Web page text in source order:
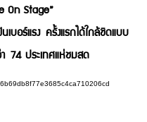
Stage”
บอร์แรง ครั้งแรกได้ใกล้ชิดแบบ
74 ประเทศแห่ชมสด